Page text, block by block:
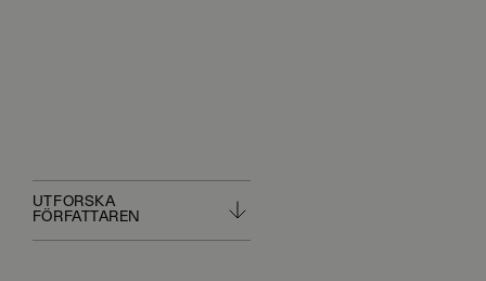
UTFORSKA
FÖRFATTAREN